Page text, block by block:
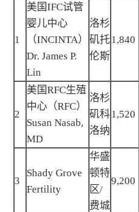
1
美国IFC试管
婴儿中心
（INCINTA）
Dr. James P.
Lin
洛杉
矶托
伦斯
1,840
2
美国RFC生殖
中心（RFC）
Susan Nasab,
MD
洛杉
矶科
洛纳
1,520
3
Shady Grove
Fertility
华盛
顿特
区/
费城
9,200